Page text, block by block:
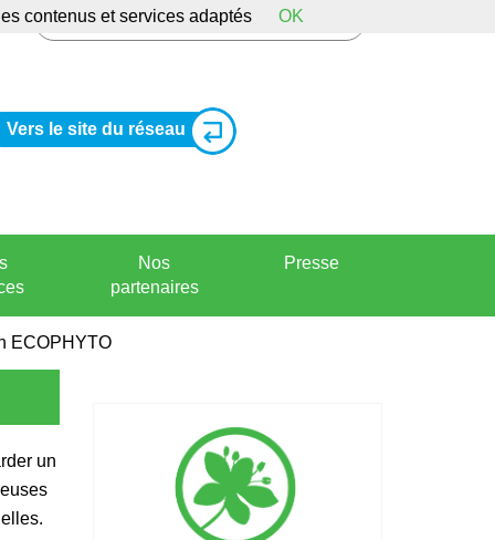
Vers le site du réseau
Nos
partenaires
Presse
ECOPHYTO
un
contenus et services adaptés OK